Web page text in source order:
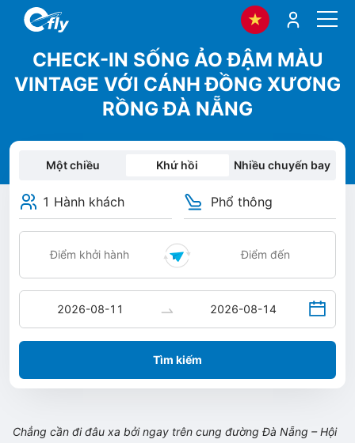
CHECK-IN SỐNG ẢO ĐẬM MÀU
VINTAGE VỚI CÁNH ĐỒNG XƯƠNG
RỒNG ĐÀ NẴNG
Một chiều Khứ hồi Nhiều chuyến bay
1 Hành khách Phổ thông
Tìm kiếm
Chẳng cần đi đâu xa bởi ngay trên cung đường Đà Nẵng – Hội